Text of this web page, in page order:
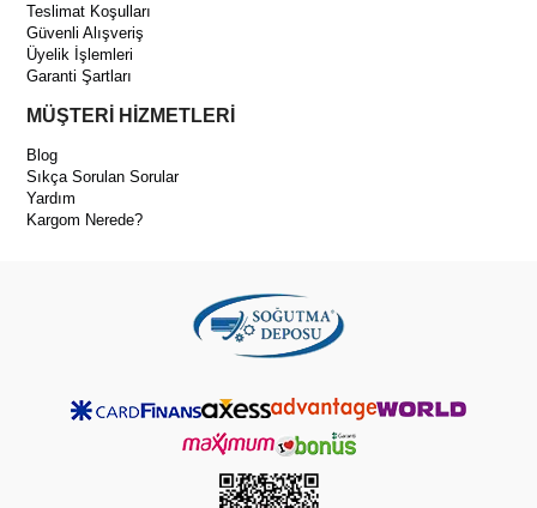
Teslimat Koşulları
Güvenli Alışveriş
Üyelik İşlemleri
Garanti Şartları
MÜŞTERİ HİZMETLERİ
Blog
Sıkça Sorulan Sorular
Yardım
Kargom Nerede?